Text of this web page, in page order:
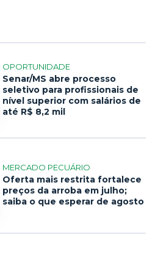
OPORTUNIDADE
Senar/MS abre processo
seletivo para profissionais de
nível superior com salários de
até R$ 8,2 mil
MERCADO PECUÁRIO
Oferta mais restrita fortalece
preços da arroba em julho;
saiba o que esperar de agosto